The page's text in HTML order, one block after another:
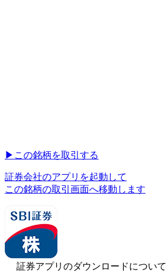
▶︎ この銘柄を取引する
証券会社のアプリを起動して
この銘柄の取引画面へ移動します
証券アプリのダウンロードについて